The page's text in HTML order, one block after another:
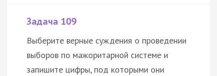
Задача 109
Выберите верные суждения о проведении
выборов по мажоритарной системе и
запишите цифры, под которыми они